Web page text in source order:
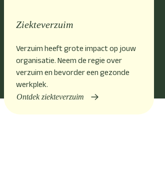
Ziekteverzuim
Verzuim heeft grote impact op jouw
organisatie. Neem de regie over
verzuim en bevorder een gezonde
werkplek.
Ontdek ziekteverzuim